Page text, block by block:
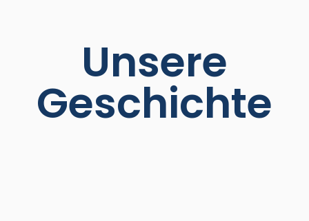
Unsere
Geschichte